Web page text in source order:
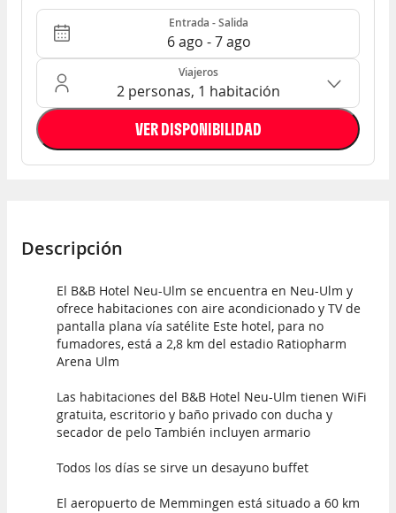
Entrada - Salida Entrada - Salida
6 ago - 7 ago
Ocupación: 2 personas, 1 habitación
Viajeros
2 personas, 1 habitación
VER DISPONIBILIDAD
Descripción
El B&B Hotel Neu-Ulm se encuentra en Neu-Ulm y
ofrece habitaciones con aire acondicionado y TV de
pantalla plana vía satélite Este hotel, para no
fumadores, está a 2,8 km del estadio Ratiopharm
Arena Ulm
Las habitaciones del B&B Hotel Neu-Ulm tienen WiFi
gratuita, escritorio y baño privado con ducha y
secador de pelo También incluyen armario
Todos los días se sirve un desayuno buffet
El aeropuerto de Memmingen está situado a 60 km